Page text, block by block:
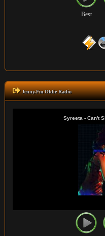
Best
Jenny.Fm Oldie Radio